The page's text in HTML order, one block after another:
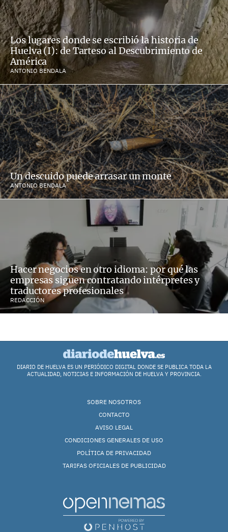
Los lugares donde se escribió la historia de
Huelva (I): de Tarteso al Descubrimiento de
América
ANTONIO BENDALA
Un descuido puede arrasar un monte
ANTONIO BENDALA
Hacer negocios en otro idioma: por qué las
empresas siguen contratando intérpretes y
traductores profesionales
REDACCIÓN
DIARIO DE HUELVA ES UN PERIÓDICO DIGITAL DONDE SE PUBLICA TODA LA
ACTUALIDAD, NOTICIAS E INFORMACIÓN DE HUELVA Y PROVINCIA.
SOBRE NOSOTROS
CONTACTO
AVISO LEGAL
CONDICIONES GENERALES DE USO
POLÍTICA DE PRIVACIDAD
TARIFAS OFICIALES DE PUBLICIDAD